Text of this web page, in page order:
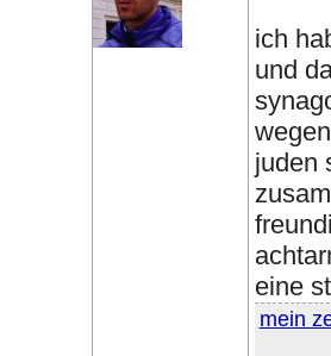
ich
und
juden
eine
mein